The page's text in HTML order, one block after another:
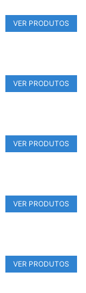
VER PRODUTOS
VER PRODUTOS
VER PRODUTOS
VER PRODUTOS
VER PRODUTOS